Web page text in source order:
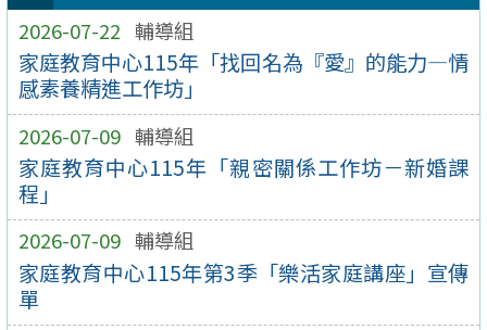
2026-07-22 輔導組
家庭教育中心115年「找回名為『愛』的能力—情
感素養精進工作坊」
2026-07-09 輔導組
家庭教育中心115年「親密關係工作坊－新婚課
程」
2026-07-09 輔導組
家庭教育中心115年第3季「樂活家庭講座」宣傳
單